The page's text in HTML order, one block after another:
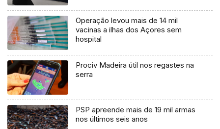
Operação levou mais de 14 mil
vacinas a ilhas dos Açores sem
hospital
Prociv Madeira útil nos regastes na
serra
PSP apreende mais de 19 mil armas
nos últimos seis anos